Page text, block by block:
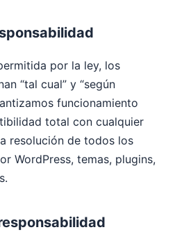
por la ley, los
“tal cual” y “según
funcionamiento
total con cualquier
resolución de todos los
WordPress, temas, plugins,